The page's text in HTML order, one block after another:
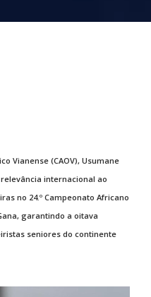
Vianense (CAOV), Usumane
internacional ao
no 24.º Campeonato Africano
garantindo a oitava
seniores do continente